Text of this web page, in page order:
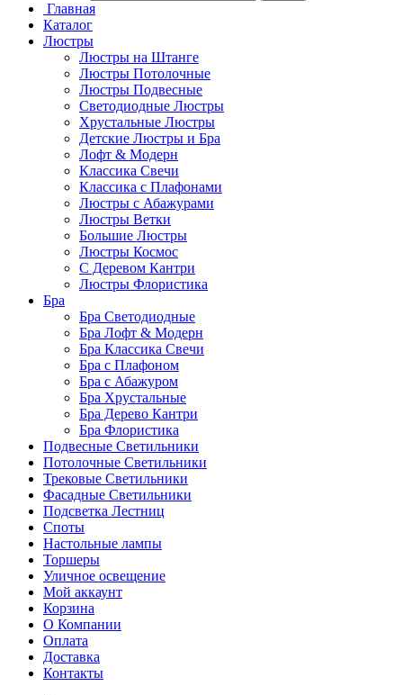
Главная
Каталог
Люстры
Люстры на Штанге
Люстры Потолочные
Люстры Подвесные
Светодиодные Люстры
Хрустальные Люстры
Детские Люстры и Бра
Лофт & Модерн
Классика Свечи
Классика с Плафонами
Люстры с Абажурами
Люстры Ветки
Большие Люстры
Люстры Космос
С Деревом Кантри
Люстры Флористика
Бра
Бра Светодиодные
Бра Лофт & Модерн
Бра Классика Свечи
Бра с Плафоном
Бра с Абажуром
Бра Хрустальные
Бра Дерево Кантри
Бра Флористика
Подвесные Светильники
Потолочные Светильники
Трековые Светильники
Фасадные Светильники
Подсветка Лестниц
Споты
Настольные лампы
Торшеры
Уличное освещение
Мой аккаунт
Корзина
О Компании
Оплата
Доставка
Контакты